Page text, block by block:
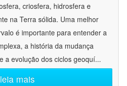
criosfera, hidrosfera e
na Terra sólida. Uma melhor
é importante para entender a
a história da mudança
a evolução dos ciclos geoquí...
leia mais